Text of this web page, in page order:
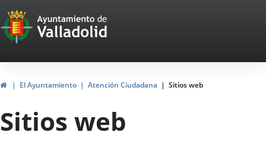
Portal
Web
del
Ayuntamiento
de
Valladolid
HomeEl Ayuntamiento Atención Ciudadana Sitios web
Sitios web